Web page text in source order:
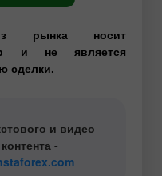
рынка носит
и не является
сделки.
и видео
-